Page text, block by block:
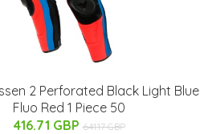
2 Perforated Black Light Blue
Fluo Red 1 Piece 50
416.71 GBP 641.17 GBP